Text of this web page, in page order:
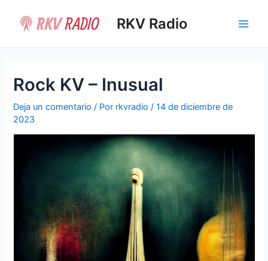
contenido
RKV Radio
Rock KV – Inusual
Deja un comentario / Por rkvradio/14 de diciembre de
2023